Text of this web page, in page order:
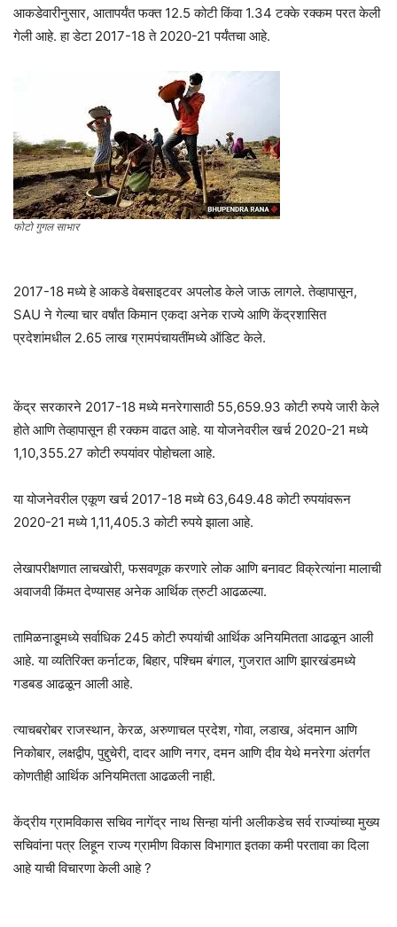
आकडेवारीनुसार, आतापर्यंत फक्त 12.5 कोटी किंवा 1.34 टक्के रक्कम परत केली
गेली आहे. हा डेटा 2017-18 ते 2020-21 पर्यंतचा आहे.
फोटो गुगल साभार
2017-18 मध्ये हे आकडे वेबसाइटवर अपलोड केले जाऊ लागले. तेव्हापासून,
SAU ने गेल्या चार वर्षांत किमान एकदा अनेक राज्ये आणि केंद्रशासित
प्रदेशांमधील 2.65 लाख ग्रामपंचायतींमध्ये ऑडिट केले.
केंद्र सरकारने 2017-18 मध्ये मनरेगासाठी 55,659.93 कोटी रुपये जारी केले
होते आणि तेव्हापासून ही रक्कम वाढत आहे. या योजनेवरील खर्च 2020-21 मध्ये
1,10,355.27 कोटी रुपयांवर पोहोचला आहे.
या योजनेवरील एकूण खर्च 2017-18 मध्ये 63,649.48 कोटी रुपयांवरून
2020-21 मध्ये 1,11,405.3 कोटी रुपये झाला आहे.
लेखापरीक्षणात लाचखोरी, फसवणूक करणारे लोक आणि बनावट विक्रेत्यांना मालाची
अवाजवी किंमत देण्यासह अनेक आर्थिक त्रुटी आढळल्या.
तामिळनाडूमध्ये सर्वाधिक 245 कोटी रुपयांची आर्थिक अनियमितता आढळून आली
आहे. या व्यतिरिक्त कर्नाटक, बिहार, पश्चिम बंगाल, गुजरात आणि झारखंडमध्ये
गडबड आढळून आली आहे.
त्याचबरोबर राजस्थान, केरळ, अरुणाचल प्रदेश, गोवा, लडाख, अंदमान आणि
निकोबार, लक्षद्वीप, पुद्दुचेरी, दादर आणि नगर, दमन आणि दीव येथे मनरेगा अंतर्गत
कोणतीही आर्थिक अनियमितता आढळली नाही.
केंद्रीय ग्रामविकास सचिव नागेंद्र नाथ सिन्हा यांनी अलीकडेच सर्व राज्यांच्या मुख्य
सचिवांना पत्र लिहून राज्य ग्रामीण विकास विभागात इतका कमी परतावा का दिला
आहे याची विचारणा केली आहे ?